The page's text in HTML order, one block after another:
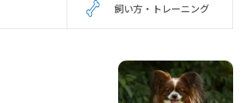
飼い方・トレーニング